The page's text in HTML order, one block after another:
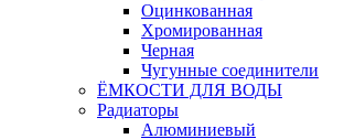
Оцинкованная
Хромированная
Черная
Чугунные соединители
ЁМКОСТИ ДЛЯ ВОДЫ
Радиаторы
Алюминиевый